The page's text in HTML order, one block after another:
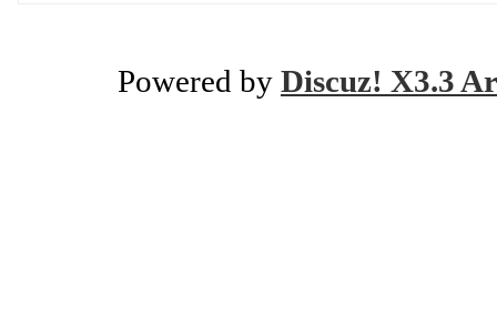
Powered by Discuz! X3.3